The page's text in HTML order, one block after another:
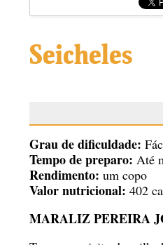
Seicheles
Grau de dificuldade:
Tempo de preparo: Até
Rendimento: um copo
Valor nutricional: 402
MARALIZ PEREIRA